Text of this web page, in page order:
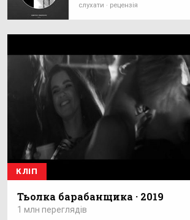
слухати · рецензія
КЛІП
Тьолка барабанщика · 2019
1 млн переглядів